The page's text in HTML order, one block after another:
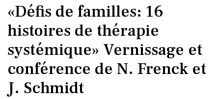
«Défis de familles: 16
histoires de thérapie
systémique» Vernissage et
conférence de N. Frenck et
J. Schmidt